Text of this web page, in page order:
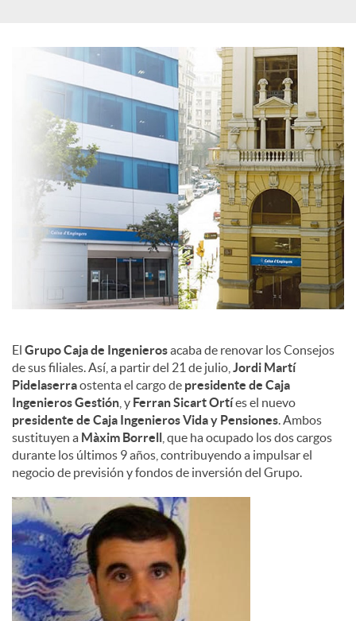
t
e
n
i
d
o
El Grupo Caja de Ingenierosacaba de renovar los Consejos
de sus filiales. Así, a partir del 21 de julio, Jordi Martí
Pidelaserraostenta el cargo de presidente de Caja
Ingenieros Gestión , y Ferran SicartOrtíes el nuevo
presidente de Caja Ingenieros Vida y Pensiones. Ambos
sustituyen a Màxim Borrell , que ha ocupado los dos cargos
durante los últimos 9 años, contribuyendo a impulsar el
negocio de previsión y fondos de inversión del Grupo.